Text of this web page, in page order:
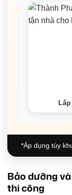
*Áp dụng tùy
Bảo dưỡng
thi công